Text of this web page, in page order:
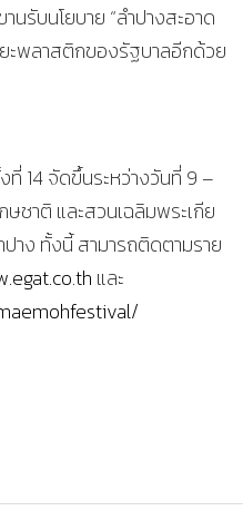
นรับนโยบาย “ลำปางสะอาด
ะพลาสติกของรัฐบาลอีกด้วย
ที่ 14 จัดขึ้นระหว่างวันที่ 9 –
ชาติ และสวนเฉลิมพระเกีย
ปาง ทั้งนี้ สามารถติดตามราย
และ